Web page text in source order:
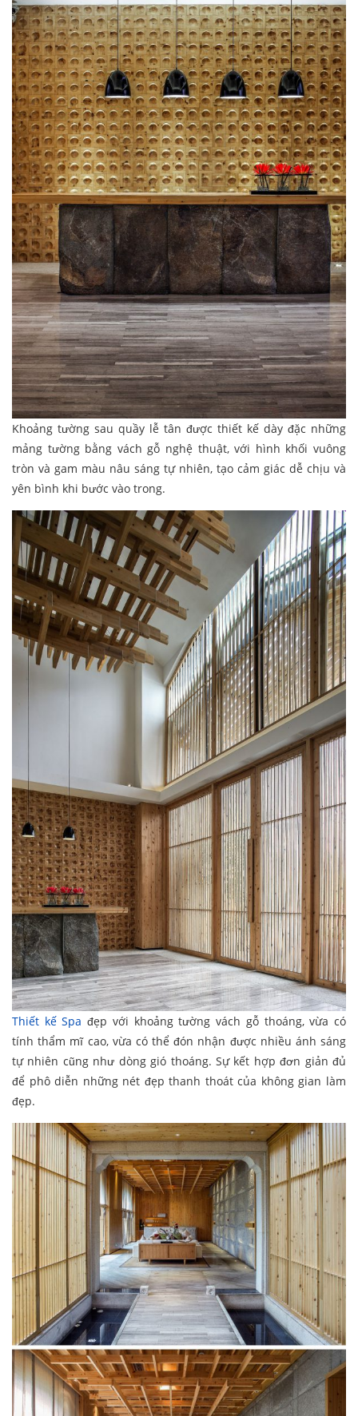
Khoảng tường sau quầy lễ tân được thiết kế dày đặc những
mảng tường bằng vách gỗ nghệ thuật, với hình khối vuông
tròn và gam màu nâu sáng tự nhiên, tạo cảm giác dễ chịu và
yên bình khi bước vào trong.
Thiết kế Spa đẹp với khoảng tường vách gỗ thoáng, vừa có
tính thẩm mĩ cao, vừa có thể đón nhận được nhiều ánh sáng
tự nhiên cũng như dòng gió thoáng. Sự kết hợp đơn giản đủ
để phô diễn những nét đẹp thanh thoát của không gian làm
đẹp.